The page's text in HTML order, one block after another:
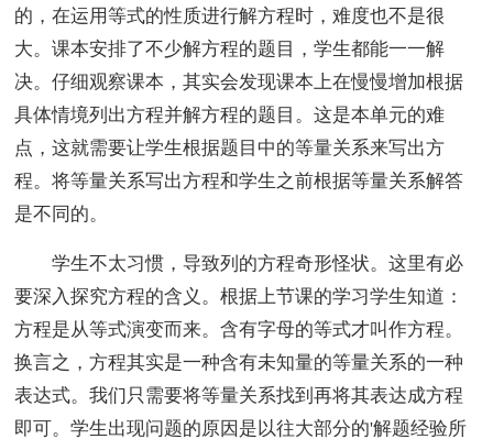
的，在运用等式的性质进行解方程时，难度也不是很
大。课本安排了不少解方程的题目，学生都能一一解
决。仔细观察课本，其实会发现课本上在慢慢增加根据
具体情境列出方程并解方程的题目。这是本单元的难
点，这就需要让学生根据题目中的等量关系来写出方
程。将等量关系写出方程和学生之前根据等量关系解答
是不同的。
学生不太习惯，导致列的方程奇形怪状。这里有必
要深入探究方程的含义。根据上节课的学习学生知道：
方程是从等式演变而来。含有字母的等式才叫作方程。
换言之，方程其实是一种含有未知量的等量关系的一种
表达式。我们只需要将等量关系找到再将其表达成方程
即可。学生出现问题的原因是以往大部分的'解题经验所